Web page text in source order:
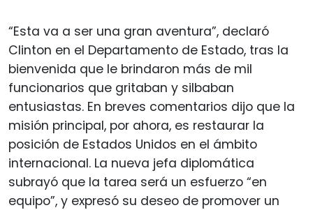
“Esta va a ser una gran aventura”, declaró
Clinton en el Departamento de Estado, tras la
bienvenida que le brindaron más de mil
funcionarios que gritaban y silbaban
entusiastas. En breves comentarios dijo que la
misión principal, por ahora, es restaurar la
posición de Estados Unidos en el ámbito
internacional. La nueva jefa diplomática
subrayó que la tarea será un esfuerzo “en
equipo”, y expresó su deseo de promover un